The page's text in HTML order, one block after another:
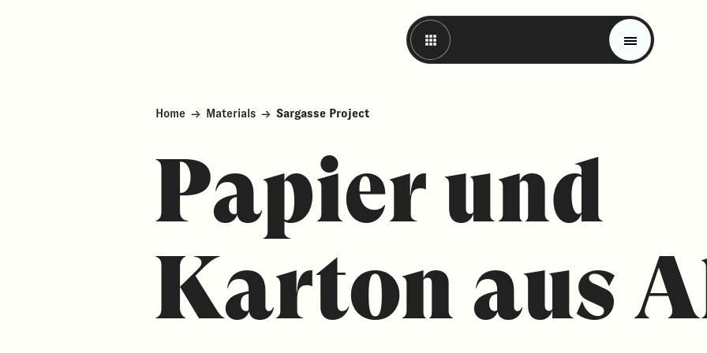
Trends
Materials
Home → Materials → Sargasse Project
Papier und
Karton aus